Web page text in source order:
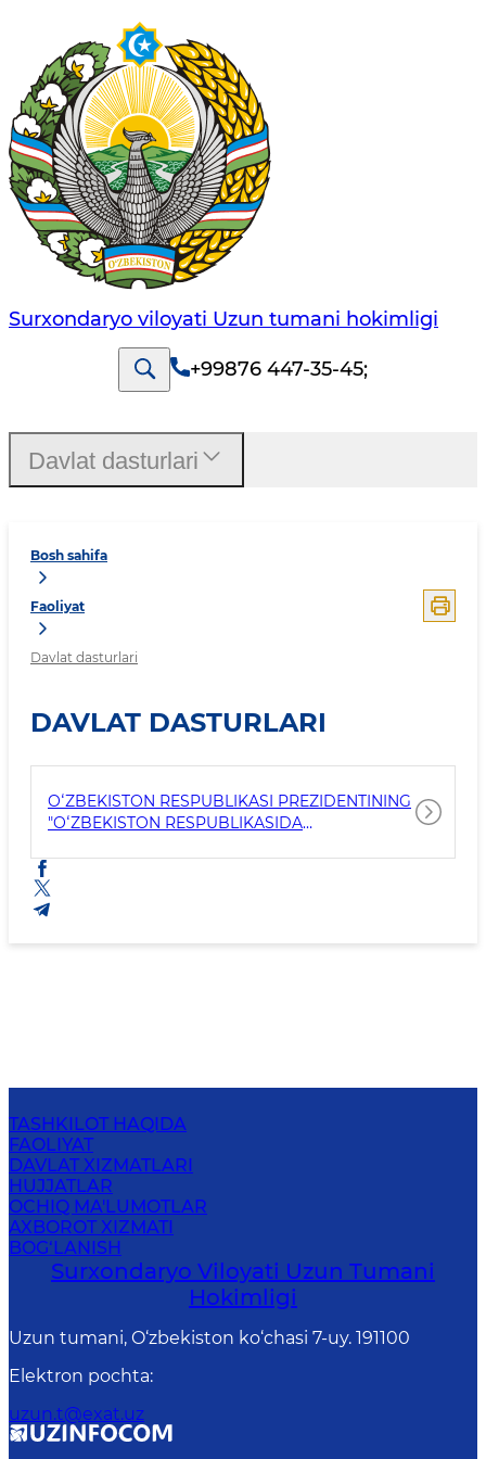
Surxondaryo viloyati Uzun tumani hokimligi
+99876 447-35-45;
Bosh sahifa
Faoliyat
Davlat dasturlari
DAVLAT DASTURLARI
OʻZBEKISTON RESPUBLIKASI PREZIDENTINING
"OʻZBEKISTON RESPUBLIKASIDA
TAKOMILLASHTIRISH TO'G'RISIDA" FARMONI
Davlat dasturlari
TASHKILOT HAQIDA
FAOLIYAT
DAVLAT XIZMATLARI
HUJJATLAR
OCHIQ MA'LUMOTLAR
AXBOROT XIZMATI
BOG‘LANISH
Surxondaryo Viloyati Uzun Tumani
Hokimligi
Uzun tumani, O‘zbekiston ko‘chasi 7-uy. 191100
Elektron pochta:
uzun.t@exat.uz